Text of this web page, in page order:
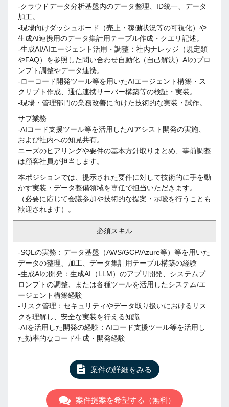
-クラウドデータ分析基盤内のデータ整理、ID統一、データ
加工。
-現場向けダッシュボード（売上・稼働状況等の可視化）や
生成AI連携用のデータ集計用テーブル作成・クエリ記述。
-生成AI/AIエージェント活用・調整：社内ナレッジ（規定類
やFAQ）を参照した問い合わせ自動化（自己解決）AIのプロ
ンプト調整やデータ連携。
-ローコード開発ツール等を用いたAIエージェント構築・ス
クリプト作成、通信連携サーバー構築等の検証・実装。
-現場・管理部門の業務改善に向けた技術的な実装・試作。
サブ業務
-AIコード支援ツール等を活用したAIアシスト開発の実施、
および社内への知見共有。
ニーズのヒアリングや要件の基本方針取りまとめ、事前調整
は顧客社員が担当します。
本ポジションでは、提示された要件に対して技術的に手を動
かす実装・データ整備領域を専任で担当いただきます。
（必要に応じて会議参加や技術的な提案・示唆を行うことも
歓迎されます）。
必須スキル
-SQLの実務：データ基盤（AWS/GCP/Azure等）等を用いた
データの整理、加工、データ集計用テーブル構築の経験
-生成AIの開発：生成AI（LLM）のアプリ開発、システムプ
ロンプトの調整、または各種ツールを活用したシステム/エ
ージェント構築経験
-リスク管理：セキュリティやデータ取り扱いにおけるリス
クを理解し、安全な実装を行える知識
-AIを活用した開発の経験：AIコード支援ツール等を活用し
た効率的なコード生成・開発経験
案件の詳細をみる
案件提案を希望する（無料）